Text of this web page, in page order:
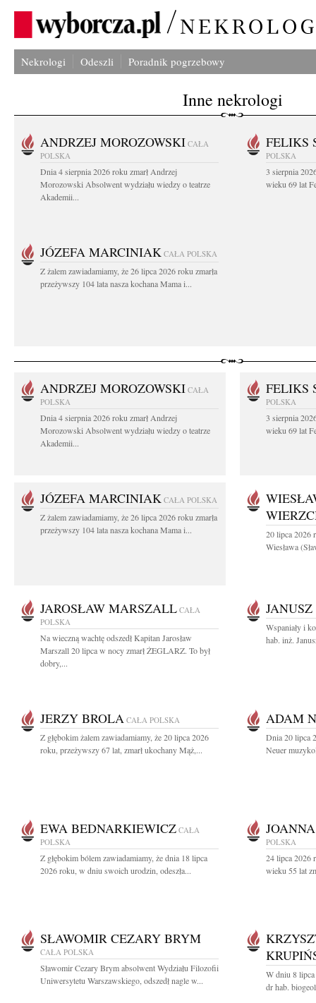
Nekrologi Odeszli Poradnik pogrzebowy
Inne nekrologi
ANDRZEJ MOROZOWSKI CAŁA
POLSKA
Dnia 4 sierpnia 2026 roku zmarł Andrzej
Morozowski Absolwent wydziału wiedzy o teatrze
Akademii...
FELIKS
POLSKA
3 sierpnia
wieku 69 lat
JÓZEFA MARCINIAK CAŁA POLSKA
Z żalem zawiadamiamy, że 26 lipca 2026 roku zmarła
przeżywszy 104 lata nasza kochana Mama i...
ANDRZEJ MOROZOWSKI CAŁA
POLSKA
Dnia 4 sierpnia 2026 roku zmarł Andrzej
Morozowski Absolwent wydziału wiedzy o teatrze
Akademii...
FELIKS
POLSKA
3 sierpnia
wieku 69 lat
JÓZEFA MARCINIAK CAŁA POLSKA
Z żalem zawiadamiamy, że 26 lipca 2026 roku zmarła
przeżywszy 104 lata nasza kochana Mama i...
20 lipca 2026
Wiesława
JAROSŁAW MARSZALL CAŁA
POLSKA
Na wieczną wachtę odszedł Kapitan Jarosław
Marszall 20 lipca w nocy zmarł ŻEGLARZ. To był
dobry,...
Wspaniały i
hab. inż.
JERZY BROLA CAŁA POLSKA
Z głębokim żalem zawiadamiamy, że 20 lipca 2026
roku, przeżywszy 67 lat, zmarł ukochany Mąż,...
ADAM
Dnia 20 lipca
Neuer
EWA BEDNARKIEWICZ CAŁA
POLSKA
Z głębokim bólem zawiadamiamy, że dnia 18 lipca
2026 roku, w dniu swoich urodzin, odeszła...
POLSKA
24 lipca 2026
wieku 55 lat
SŁAWOMIR CEZARY BRYM
CAŁA POLSKA
Sławomir Cezary Brym absolwent Wydziału Filozofii
Uniwersytetu Warszawskiego, odszedł nagle w...
W dniu 8
dr hab.